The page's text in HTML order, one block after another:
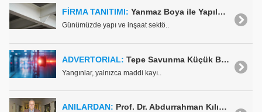
FİRMA TANITIMI: Yanmaz Boya ile Yapılarınızı Yangına Karşı Koruyun
Günümüzde yapı ve inşaat sektö..
ADVERTORIAL: Tepe Savunma Küçük Bir Isıyı Fark Ediyor, Büyük Felaketleri Önlüyor
Yangınlar, yalnızca maddi kayı..
ANILARDAN: Prof. Dr. Abdurrahman Kılıç Anısına